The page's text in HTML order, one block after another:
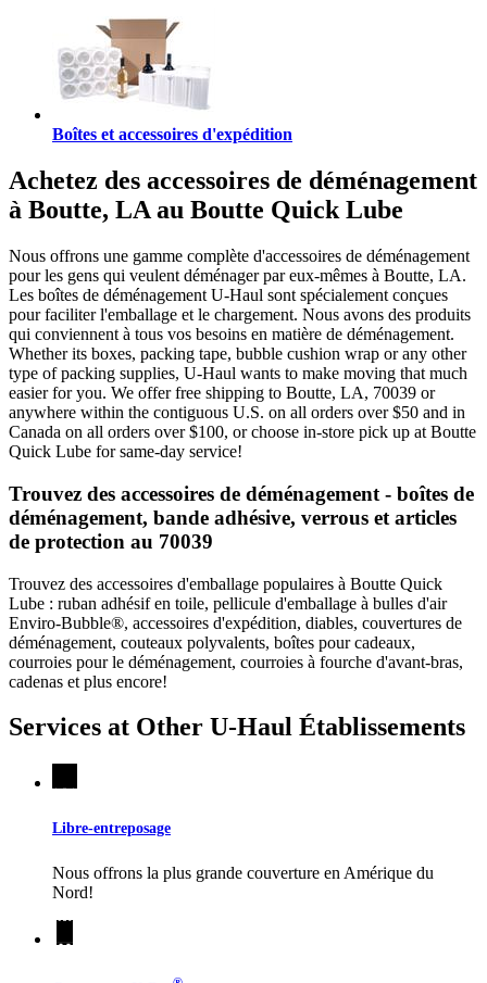
Boîtes et accessoires d'expédition
Achetez des accessoires de déménagement
à Boutte, LA au Boutte Quick Lube
Nous offrons une gamme complète d'accessoires de déménagement
pour les gens qui veulent déménager par eux-mêmes à Boutte, LA.
Les boîtes de déménagement U-Haul sont spécialement conçues
pour faciliter l'emballage et le chargement. Nous avons des produits
qui conviennent à tous vos besoins en matière de déménagement.
Whether its boxes, packing tape, bubble cushion wrap or any other
type of packing supplies, U-Haul wants to make moving that much
easier for you. We offer free shipping to Boutte, LA, 70039 or
anywhere within the contiguous U.S. on all orders over $50 and in
Canada on all orders over $100, or choose in-store pick up at Boutte
Quick Lube for same-day service!
Trouvez des accessoires de déménagement - boîtes de
déménagement, bande adhésive, verrous et articles
de protection au 70039
Trouvez des accessoires d'emballage populaires à Boutte Quick
Lube : ruban adhésif en toile, pellicule d'emballage à bulles d'air
Enviro-Bubble®, accessoires d'expédition, diables, couvertures de
déménagement, couteaux polyvalents, boîtes pour cadeaux,
courroies pour le déménagement, courroies à fourche d'avant-bras,
cadenas et plus encore!
Services at Other U-Haul Établissements
Libre-entreposage
Nous offrons la plus grande couverture en Amérique du
Nord!